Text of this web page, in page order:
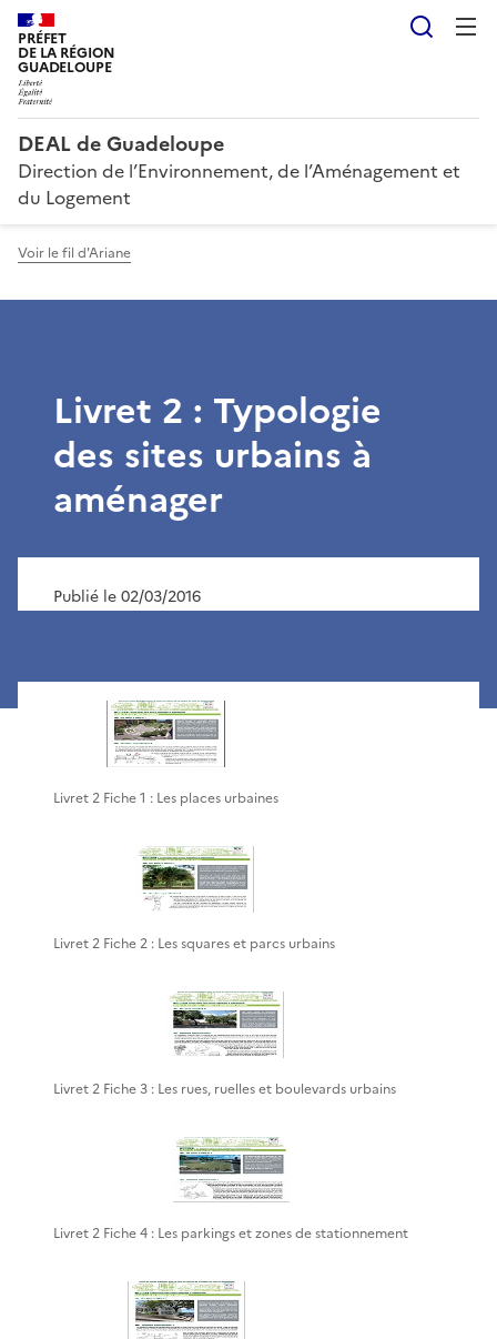
PRÉFET
DE LA RÉGION
GUADELOUPE
DEAL de Guadeloupe
Direction de l’Environnement, de l’Aménagement et
du Logement
Voir le fil d'Ariane
Livret 2 : Typologie
des sites urbains à
aménager
Publié le 02/03/2016
Livret 2 Fiche 1 : Les places urbaines
Livret 2 Fiche 2 : Les squares et parcs urbains
Livret 2 Fiche 3 : Les rues, ruelles et boulevards urbains
Livret 2 Fiche 4 : Les parkings et zones de stationnement